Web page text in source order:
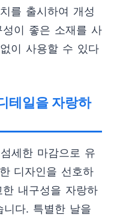
를 출시하여 개성
이 좋은 소재를 사
이 사용할 수 있다
테일을 자랑하
세한 마감으로 유
디자인을 선호하
내구성을 자랑하
다. 특별한 날을